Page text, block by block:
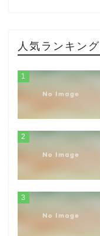
人気ランキング
1
2
3